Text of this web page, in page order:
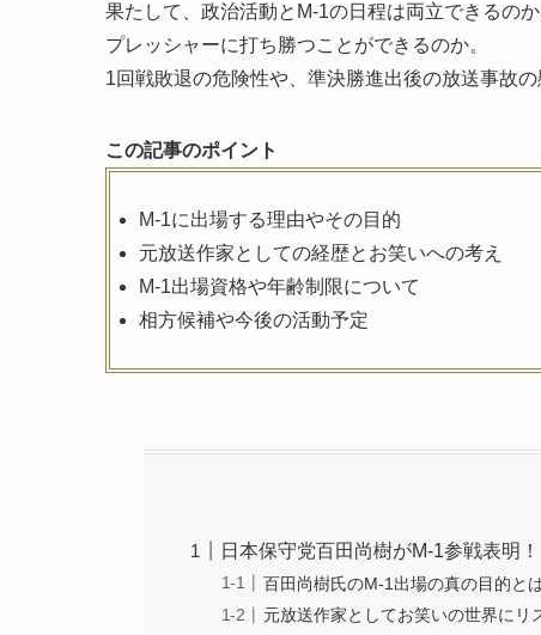
果たして、政治活動とM-1の日程は両立できるの
プレッシャーに打ち勝つことができるのか。
1回戦敗退の危険性や、準決勝進出後の放送事故の
この記事のポイント
M-1に出場する理由やその目的
元放送作家としての経歴とお笑いへの考え
M-1出場資格や年齢制限について
相方候補や今後の活動予定
日本保守党百田尚樹がM-1参戦表明！
百田尚樹氏のM-1出場の真の目的と
元放送作家としてお笑いの世界にリ